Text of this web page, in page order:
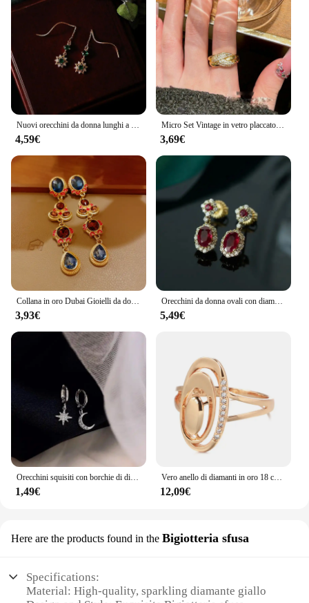
Nuovi orecchini da donna lunghi a stella a cinque punte gemma smeraldo stile palazzo temperamento retrò gioielli eleganti con diamanti rotti
4,59€
Micro Set Vintage in vetro placcato oro Vintage con anello del tesoro antico con diamante pieno
3,69€
3,93€
Orecchini da donna ovali con diamanti in argento rubino originali nuovi gioielli da sposa di lusso con fidanzamento lucido classico Vintage
5,49€
1,49€
Vero anello di diamanti in oro 18 carati per le donne per unire la festa con pietre preziose peridoto Anillos De Wedding Diamante fidanzamento gioielli Fine Ring Box
12,09€
Here are the products found in the Bigiotteria sfusa
Specifications:
Material: High-quality, sparkling diamante giallo